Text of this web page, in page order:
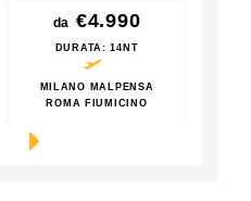
da €4.990
DURATA : 14NT
MILANO MALPENSA
ROMA FIUMICINO